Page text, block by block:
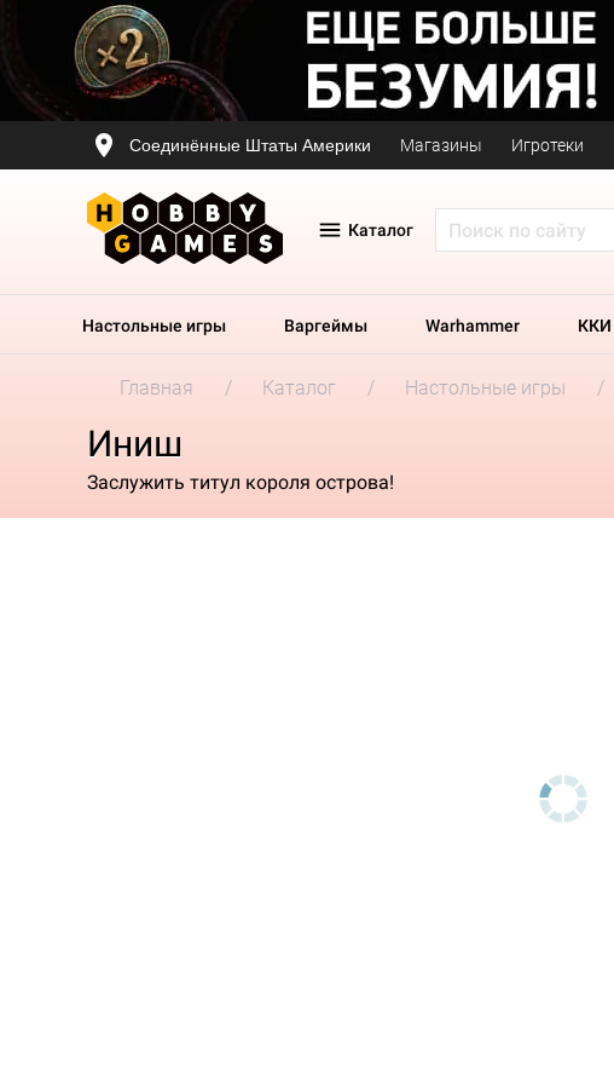
Соединённые Штаты Америки Магазины Игротеки
Каталог
Настольные игры Варгеймы Warhammer ККИ
Главная Каталог Настольные игры
Иниш
Заслужить титул короля острова!